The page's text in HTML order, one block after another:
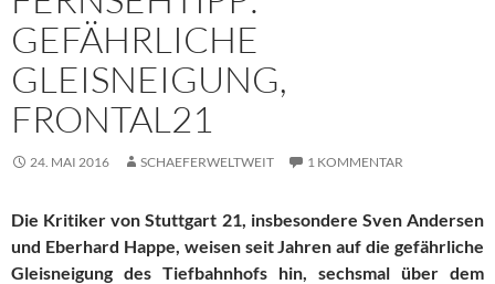
GEFÄHRLICHE
GLEISNEIGUNG,
FRONTAL21
24. MAI 2016 SCHAEFERWELTWEIT 1 KOMMENTAR
Die Kritiker von Stuttgart 21, insbesondere Sven Andersen
und Eberhard Happe, weisen seit Jahren auf die gefährliche
Gleisneigung des Tiefbahnhofs hin, sechsmal über dem